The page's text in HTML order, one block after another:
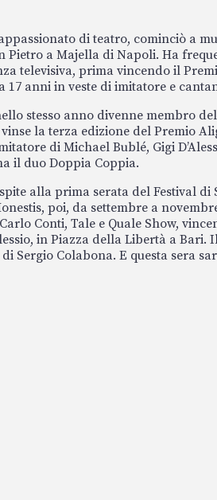
di teatro, cominciò a
Pietro a Majella di Napoli. Ha
televisiva, prima vincendo il
17 anni in veste di imitatore e
stesso anno divenne membro
la terza edizione del Premio
di Michael Bublé, Gigi
il duo Doppia Coppia.
alla prima serata del Festival
poi, da settembre a
Conti, Tale e Quale Show,
in Piazza della Libertà a
Sergio Colabona. E questa sera